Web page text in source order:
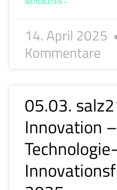
WEITERLESEN »
14. April 2025
Kommentare
05.03.
Innovation